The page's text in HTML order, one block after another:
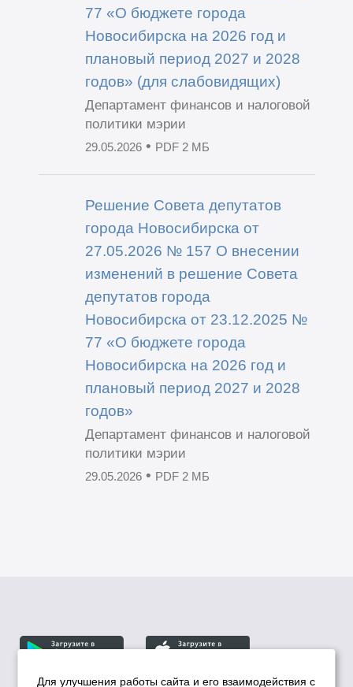
77 «О бюджете города
Новосибирска на 2026 год и
плановый период 2027 и 2028
годов» (для слабовидящих)
Департамент финансов и налоговой
политики мэрии
29.05.2026• PDF 2 МБ
Решение Совета депутатов
города Новосибирска от
27.05.2026 № 157 О внесении
изменений в решение Совета
депутатов города
Новосибирска от 23.12.2025 №
77 «О бюджете города
Новосибирска на 2026 год и
плановый период 2027 и 2028
годов»
Департамент финансов и налоговой
политики мэрии
29.05.2026• PDF 2 МБ
Для улучшения работы сайта и его взаимодействия с